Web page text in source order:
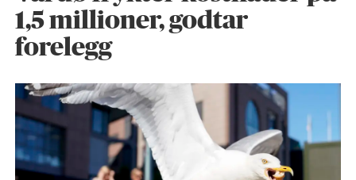
1,5 millioner, godtar
forelegg